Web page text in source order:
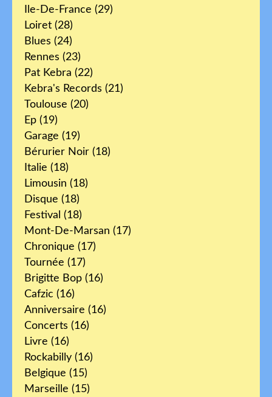
Ile-De-France (29)
Loiret (28)
Blues (24)
Rennes (23)
Pat Kebra (22)
Kebra's Records (21)
Toulouse (20)
Ep (19)
Garage (19)
Bérurier Noir (18)
Italie (18)
Limousin (18)
Disque (18)
Festival (18)
Mont-De-Marsan (17)
Chronique (17)
Tournée (17)
Brigitte Bop (16)
Cafzic (16)
Anniversaire (16)
Concerts (16)
Livre (16)
Rockabilly (16)
Belgique (15)
Marseille (15)